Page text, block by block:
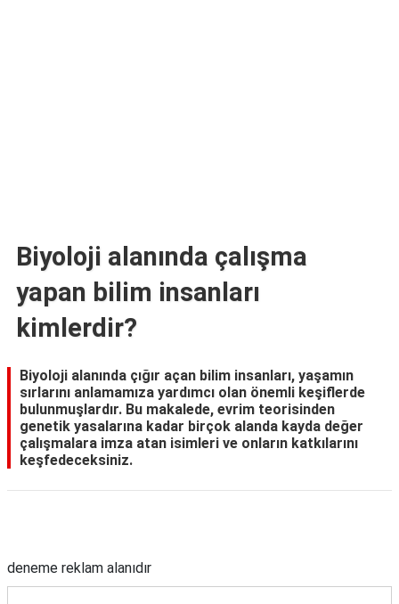
Biyoloji alanında çalışma
yapan bilim insanları
kimlerdir?
Biyoloji alanında çığır açan bilim insanları, yaşamın
sırlarını anlamamıza yardımcı olan önemli keşiflerde
bulunmuşlardır. Bu makalede, evrim teorisinden
genetik yasalarına kadar birçok alanda kayda değer
çalışmalara imza atan isimleri ve onların katkılarını
keşfedeceksiniz.
deneme reklam alanıdır